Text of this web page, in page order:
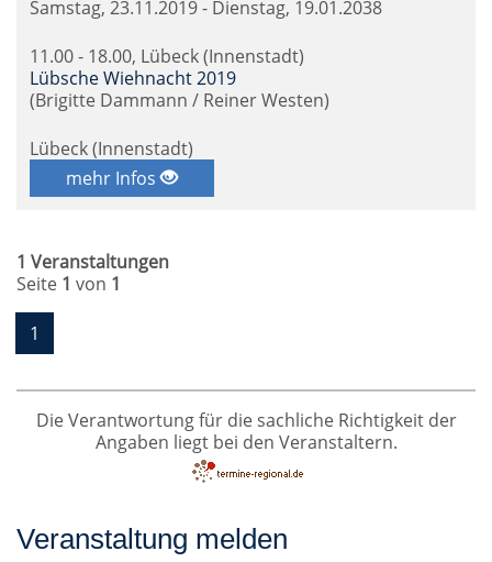
Samstag, 23.11.2019 - Dienstag, 19.01.2038
11.00 - 18.00, Lübeck (Innenstadt)
Lübsche Wiehnacht 2019
(Brigitte Dammann / Reiner Westen)
Lübeck (Innenstadt)
mehr Infos
1 Veranstaltungen
Seite 1 von 1
1
Die Verantwortung für die sachliche Richtigkeit der
Angaben liegt bei den Veranstaltern.
Veranstaltung melden